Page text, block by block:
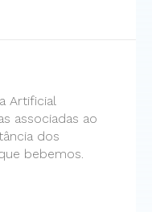
Artificial
associadas ao
dos
bebemos.